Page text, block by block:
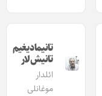
تانیمادیغیم
تانیش‌لار
ائلدار
موغانلی